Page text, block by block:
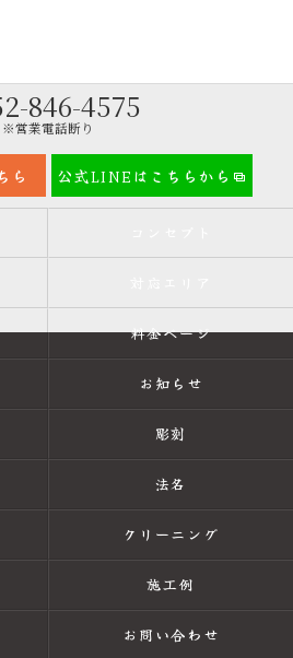
846-4575
※営業電話断り
ら 公式LINEはこちらから
料金ページ
お知らせ
彫刻
法名
クリーニング
施工例
お問い合わせ